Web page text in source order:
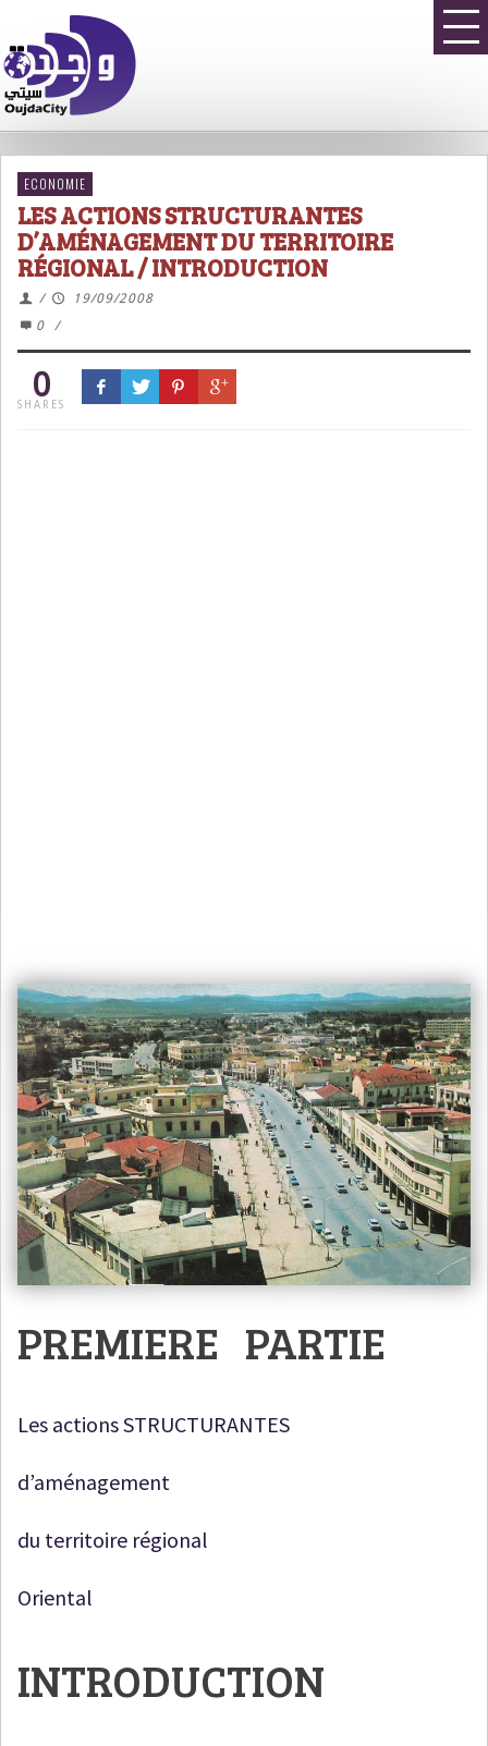
ECONOMIE
LES ACTIONS STRUCTURANTES
D’AMÉNAGEMENT DU TERRITOIRE
RÉGIONAL / INTRODUCTION
/
19/09/2008
0
/
0
SHARES
PREMIERE PARTIE
Les actions STRUCTURANTES
d’aménagement
du territoire régional
Oriental
INTRODUCTION